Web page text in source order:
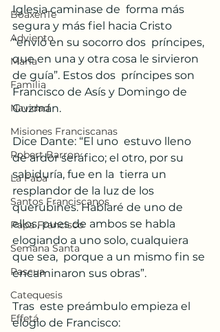
BoaxenTe
Adviento
María
Familia
Navidad
Misiones Franciscanas
Robert Barron
La Faba
Santos Franciscanos
Papa Francisco
Semana Santa
Pascua
Catequesis
Effetá
Iglesia caminase de  forma más
segura y más fiel hacia Cristo
“envió en su socorro dos  príncipes,
que en una y otra cosa le sirvieron
de guía”. Estos dos  príncipes son
Francisco de Asís y Domingo de
Guzmán.
Dice Dante: “El uno  estuvo lleno
de ardor seráfico; el otro, por su
sabiduría, fue en la  tierra un
resplandor de la luz de los
querubines. Hablaré de uno de
ellos, pues de ambos se habla
elogiando a uno solo, cualquiera
que sea,  porque a un mismo fin se
encaminaron sus obras”.
Tras  este preámbulo empieza el
elogio de Francisco: